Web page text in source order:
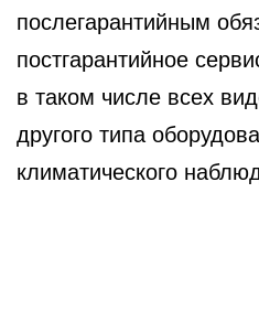
послегарантийным
постгарантийное
в таком числе всех
другого типа
климатического